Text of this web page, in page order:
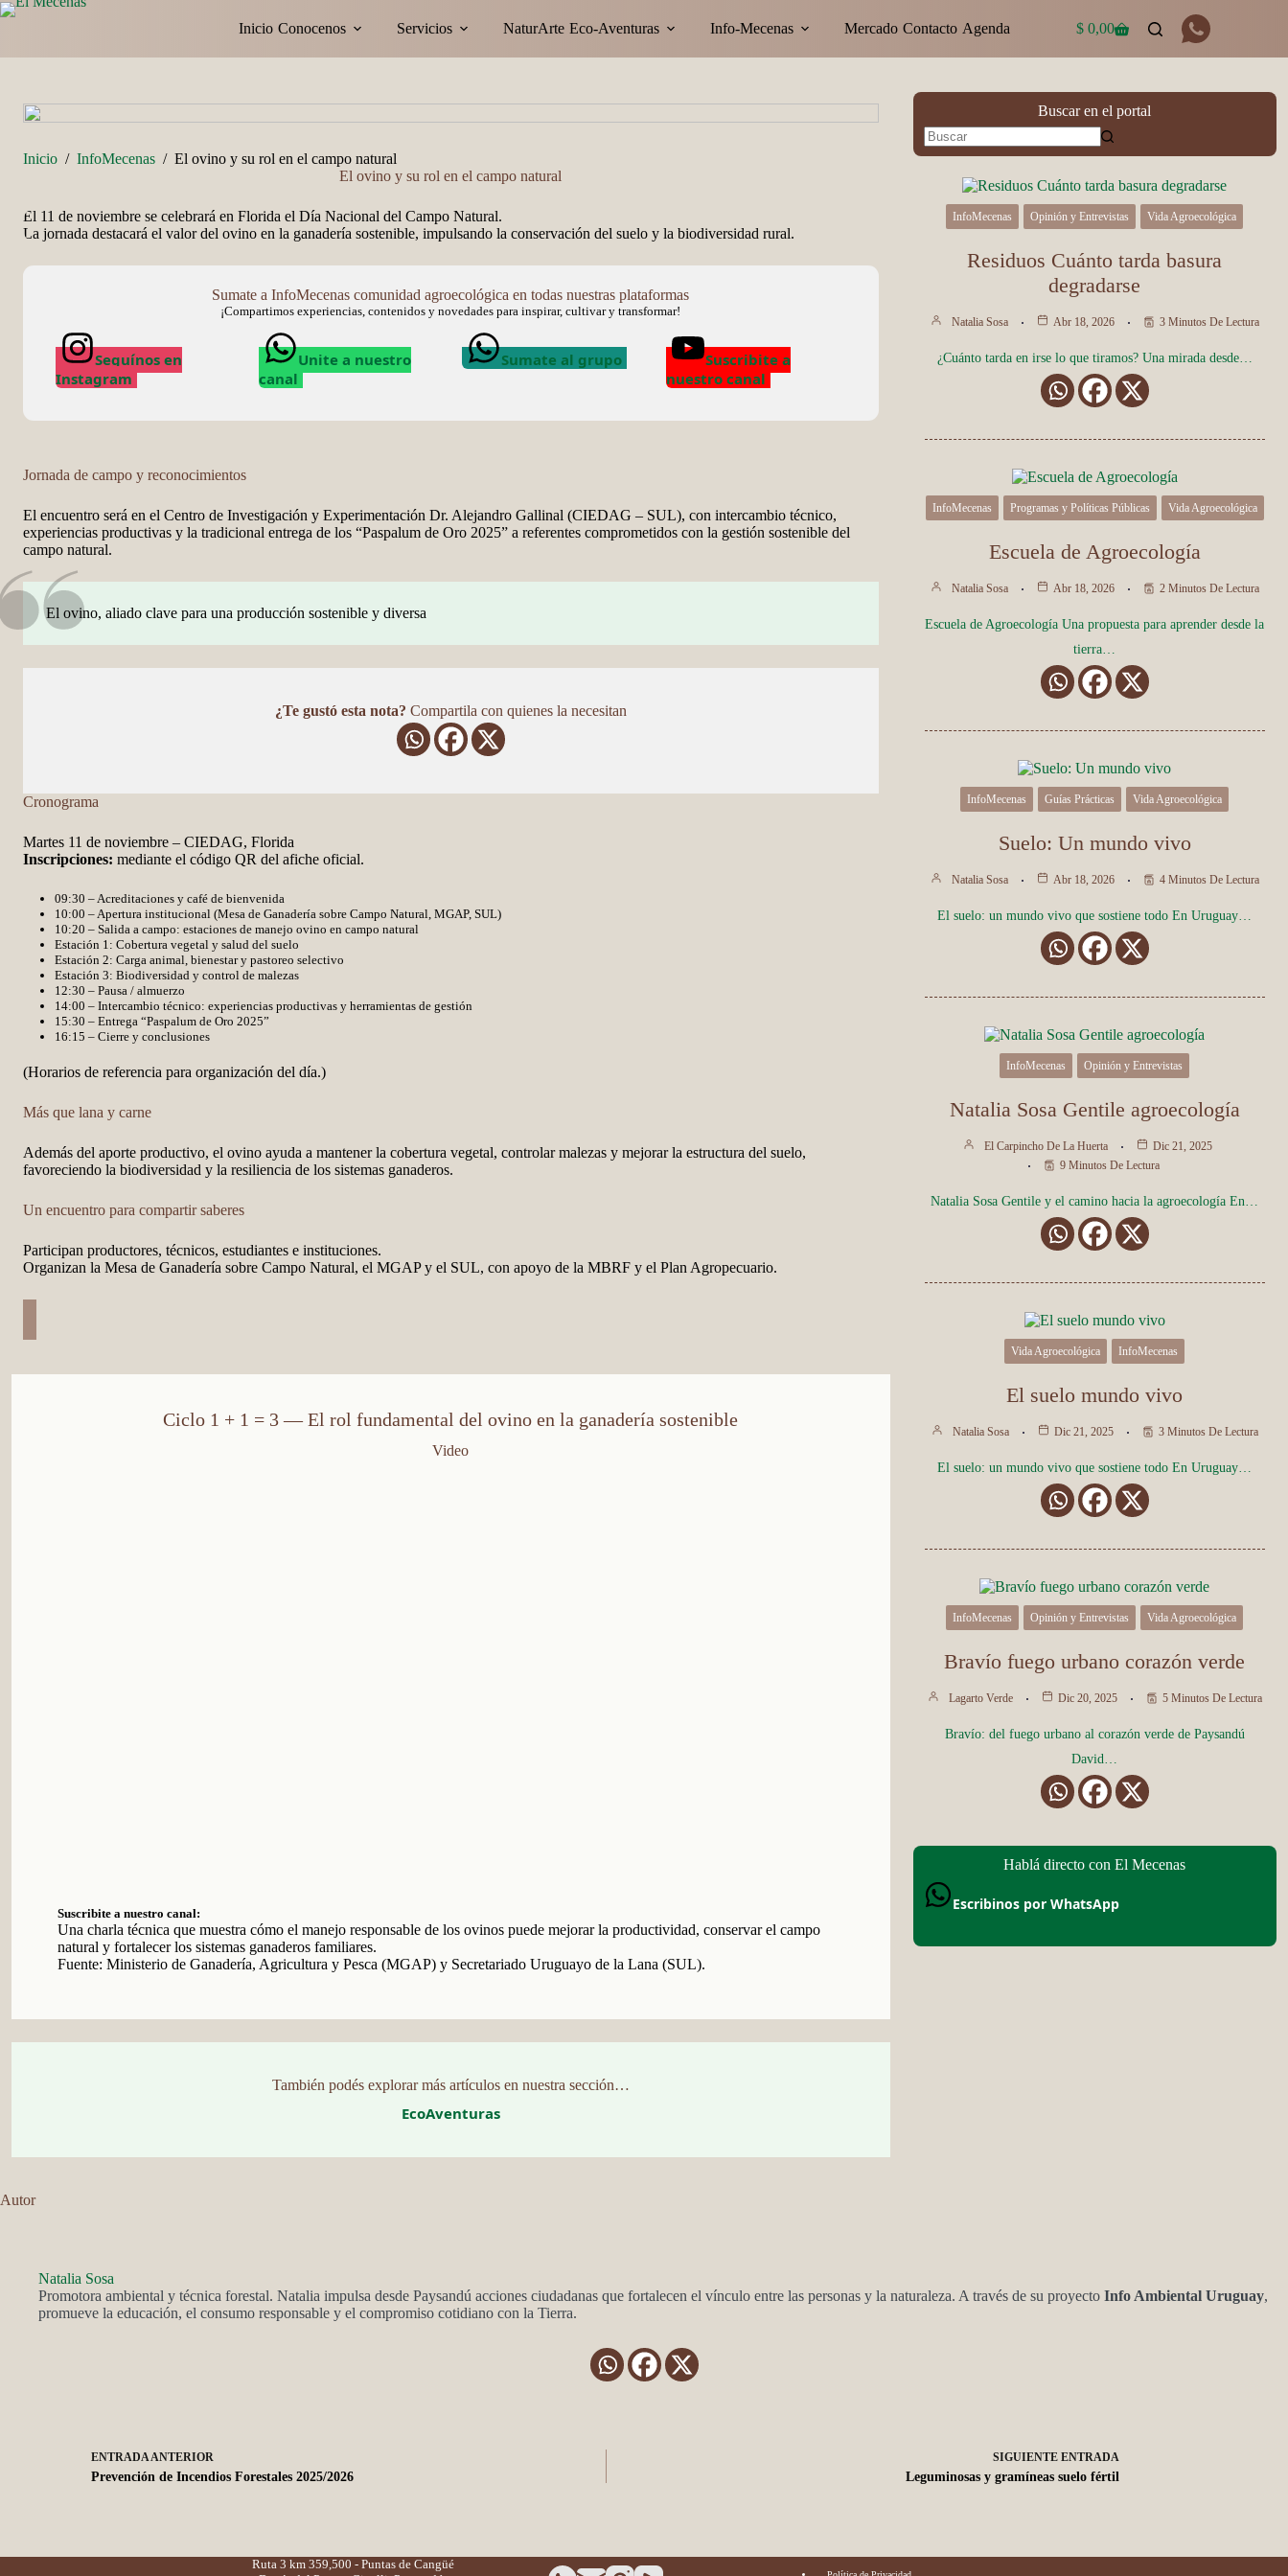
Saltar
Inicio Conocenos Servicios NaturArte Eco-Aventuras Info-Mecenas Mercado Contacto Agenda
Carro
$ 0,00
Inicio / InfoMecenas / El ovino y su rol en el campo natural
El ovino y su rol en el campo natural
El 11 de noviembre se celebrará en Florida el Día Nacional del Campo Natural.
La jornada destacará el valor del ovino en la ganadería sostenible, impulsando la conservación del suelo y la biodiversidad rural.
Sumate a InfoMecenas comunidad agroecológica en todas nuestras plataformas
¡Compartimos experiencias, contenidos y novedades para inspirar, cultivar y transformar!
Seguínos en
Instagram
Unite a nuestro
canal
Sumate al grupo
Suscribite a
nuestro canal
Jornada de campo y reconocimientos
El encuentro será en el Centro de Investigación y Experimentación Dr. Alejandro Gallinal (CIEDAG – SUL), con intercambio técnico,
experiencias productivas y la tradicional entrega de los “Paspalum de Oro 2025” a referentes comprometidos con la gestión sostenible del
campo natural.
El ovino, aliado clave para una producción sostenible y diversa
¿Te gustó esta nota? Compartila con quienes la necesitan
Cronograma
Martes 11 de noviembre – CIEDAG, Florida
Inscripciones: mediante el código QR del afiche oficial.
09:30 – Acreditaciones y café de bienvenida
10:00 – Apertura institucional (Mesa de Ganadería sobre Campo Natural, MGAP, SUL)
10:20 – Salida a campo: estaciones de manejo ovino en campo natural
Estación 1: Cobertura vegetal y salud del suelo
Estación 2: Carga animal, bienestar y pastoreo selectivo
Estación 3: Biodiversidad y control de malezas
12:30 – Pausa / almuerzo
14:00 – Intercambio técnico: experiencias productivas y herramientas de gestión
15:30 – Entrega “Paspalum de Oro 2025”
16:15 – Cierre y conclusiones
(Horarios de referencia para organización del día.)
Más que lana y carne
Además del aporte productivo, el ovino ayuda a mantener la cobertura vegetal, controlar malezas y mejorar la estructura del suelo,
favoreciendo la biodiversidad y la resiliencia de los sistemas ganaderos.
Un encuentro para compartir saberes
Participan productores, técnicos, estudiantes e instituciones.
Organizan la Mesa de Ganadería sobre Campo Natural, el MGAP y el SUL, con apoyo de la MBRF y el Plan Agropecuario.
Ciclo 1 + 1 = 3 — El rol fundamental del ovino en la ganadería sostenible
Video
Suscribite a nuestro canal:
Una charla técnica que muestra cómo el manejo responsable de los ovinos puede mejorar la productividad, conservar el campo
natural y fortalecer los sistemas ganaderos familiares.
Fuente: Ministerio de Ganadería, Agricultura y Pesca (MGAP) y Secretariado Uruguayo de la Lana (SUL).
También podés explorar más artículos en nuestra sección…
EcoAventuras
Buscar en el portal
InfoMecenas Opinión y Entrevistas Vida Agroecológica
Residuos Cuánto tarda basura
degradarse
Natalia Sosa Abr 18, 2026 3 Minutos De Lectura
¿Cuánto tarda en irse lo que tiramos? Una mirada desde…
InfoMecenas Programas y Políticas Públicas Vida Agroecológica
Escuela de Agroecología
Natalia Sosa Abr 18, 2026 2 Minutos De Lectura
Escuela de Agroecología Una propuesta para aprender desde la
tierra…
InfoMecenas Guías Prácticas Vida Agroecológica
Suelo: Un mundo vivo
Natalia Sosa Abr 18, 2026 4 Minutos De Lectura
El suelo: un mundo vivo que sostiene todo En Uruguay…
InfoMecenas Opinión y Entrevistas
Natalia Sosa Gentile agroecología
El Carpincho De La Huerta
Dic 21, 2025
9 Minutos De Lectura
Natalia Sosa Gentile y el camino hacia la agroecología En…
Vida Agroecológica InfoMecenas
El suelo mundo vivo
Natalia Sosa Dic 21, 2025 3 Minutos De Lectura
El suelo: un mundo vivo que sostiene todo En Uruguay…
InfoMecenas Opinión y Entrevistas Vida Agroecológica
Bravío fuego urbano corazón verde
Lagarto Verde Dic 20, 2025 5 Minutos De Lectura
Bravío: del fuego urbano al corazón verde de Paysandú
David…
Hablá directo con El Mecenas
Escribinos por WhatsApp
Autor
Natalia Sosa
Promotora ambiental y técnica forestal. Natalia impulsa desde Paysandú acciones ciudadanas que fortalecen el vínculo entre las personas y la naturaleza. A través de su proyecto Info Ambiental Uruguay,
promueve la educación, el consumo responsable y el compromiso cotidiano con la Tierra.
ENTRADAANTERIOR
Prevención de Incendios Forestales 2025/2026
SIGUIENTEENTRADA
Leguminosas y gramíneas suelo fértil
Ruta 3 km 359,500 - Puntas de Cangüé